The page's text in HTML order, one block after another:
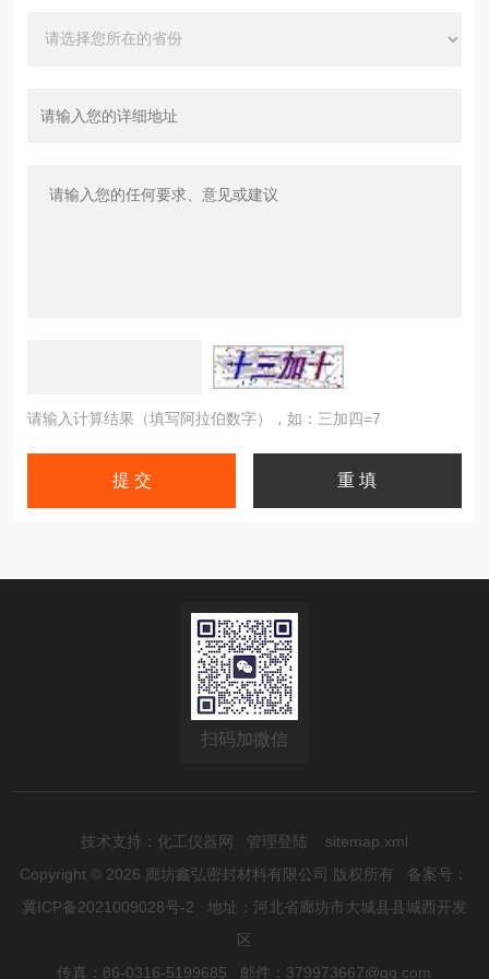
请输入计算结果（填写阿拉伯数字），如：三加四=7
扫码加微信
技术支持： 化工仪器网 管理登陆
sitemap.xml
Copyright © 2026 廊坊鑫弘密封材料有限公司 版权所有 备案号：
冀ICP备2021009028号-2 地址：河北省廊坊市大城县县城西开发
区
传真：86-0316-5199685 邮件：379973667@qq.com